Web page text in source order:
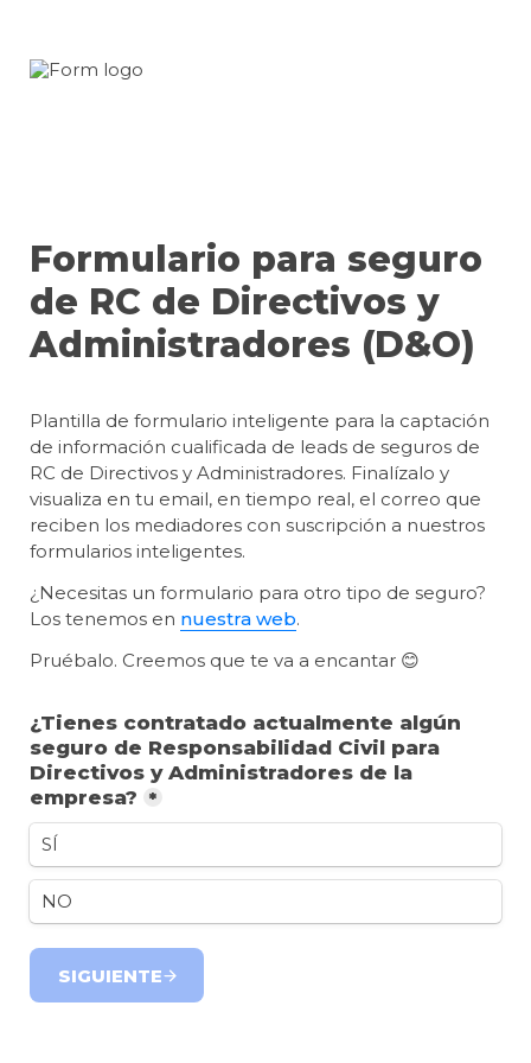
Formulario para seguro
de RC de Directivos y
Administradores (D&O)
Plantilla de formulario inteligente para la captación
de información cualificada de leads de seguros de
RC de Directivos y Administradores. Finalízalo y
visualiza en tu email, en tiempo real, el correo que
reciben los mediadores con suscripción a nuestros
formularios inteligentes.
¿Necesitas un formulario para otro tipo de seguro?
Los tenemos en nuestra web.
¿Tienes contratado actualmente algún
seguro de Responsabilidad Civil para
Directivos y Administradores de la
empresa?
*
SÍ
NO
SIGUIENTE